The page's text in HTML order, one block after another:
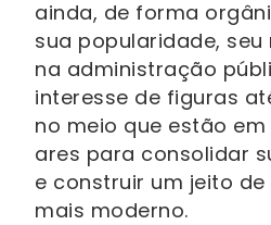
ainda, de forma
sua popularidade,
na administração
interesse de figuras
no meio que estão
ares para consolidar
e construir um jeito
mais moderno.